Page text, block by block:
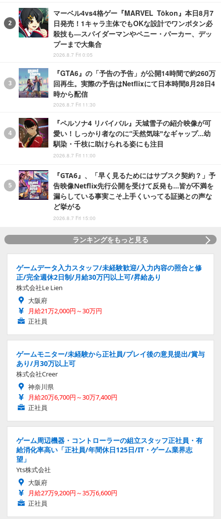
マーベル4vs4格ゲー『MARVEL Tōkon』本日8月7
日発売！1キャラ主体でもOKな設計でワンボタン必
殺技も―スパイダーマンやペニー・パーカー、デッ
プーまで大集合
2026.8.7 Fri 0:05
『GTA6』の「予告の予告」が公開14時間で約260万
回再生。実際の予告はNetflixにて日本時間8月28日4
時から配信
2026.8.7 Fri 11:30
『ペルソナ4 リバイバル』天城雪子の紹介映像が可
愛い！しっかり者なのに“天然気味"なギャップ…幼
馴染・千枝に助けられる姿にも注目
2026.8.7 Fri 11:00
『GTA6』、「早く見るためにはサブスク契約？」予
告映像Netflix先行公開を受けて反発も…皆が不満を
漏らしている事実こそ上手くいってる証拠との声な
ど挙がる
2026.8.7 Fri 15:00
ランキングをもっと見る
ゲームデータ入力スタッフ/未経験歓迎/入力内容の照合と修
正/完全週休2日制/月給30万円以上可/昇給あり
株式会社Le Lien
大阪府
月給21万2,000円～30万円
正社員
ゲームモニター/未経験から正社員/プレイ後の意見提出/賞与
あり/月30万以上可
株式会社Creer
神奈川県
月給20万6,700円～30万7,400円
正社員
ゲーム周辺機器・コントローラーの組立スタッフ正社員・有
給消化率高い「正社員/年間休日125日/IT・ゲーム業界志
望」
Yts株式会社
大阪府
月給27万9,200円～35万6,600円
正社員